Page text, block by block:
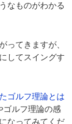
なものがわかる
ってきますが、
してスイングす
ゴルフ理論とは
ゴルフ理論の感
なってみてくだ